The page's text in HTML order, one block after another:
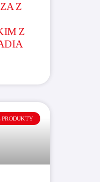
Z
Z
PRODUKTY